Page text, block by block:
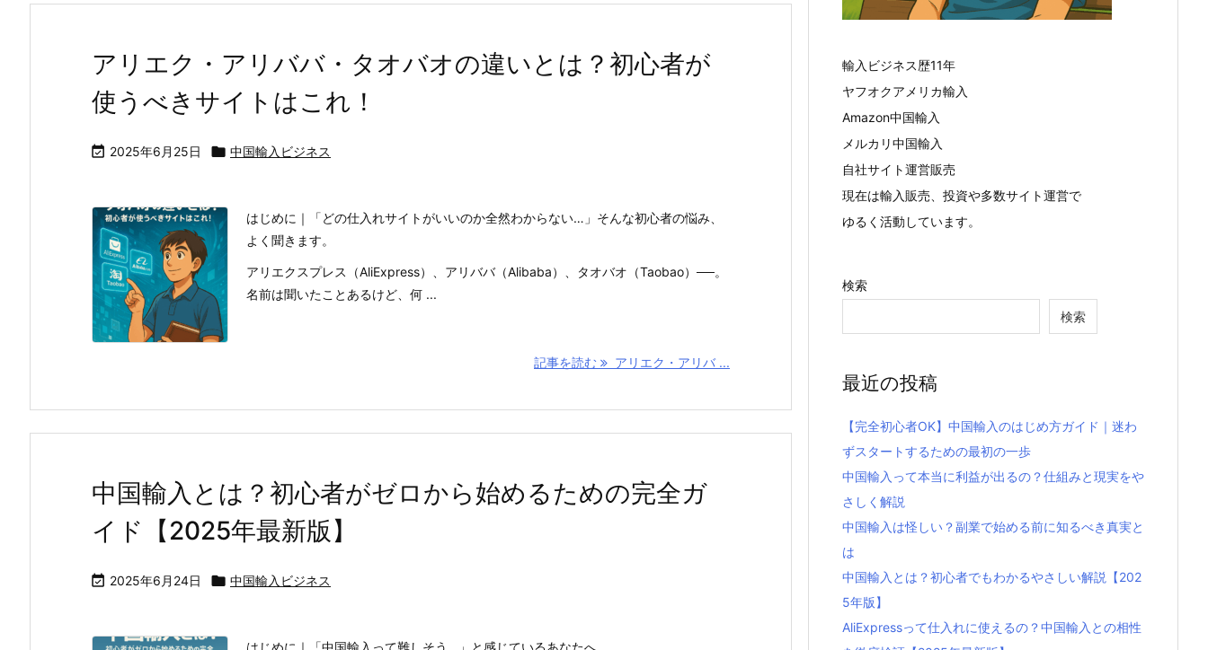
アリエク・アリババ・タオバオの違いとは？初心者が
使うべきサイトはこれ！
 2025年6月25日  中国輸入ビジネス
はじめに｜「どの仕入れサイトがいいのか全然わからない…」そんな初心者の悩み、
よく聞きます。
アリエクスプレス（AliExpress）、アリババ（Alibaba）、タオバオ（Taobao）──。
名前は聞いたことあるけど、何 ...
記事を読む アリエク・アリバ ...
中国輸入とは？初心者がゼロから始めるための完全ガ
イド【2025年最新版】
 2025年6月24日  中国輸入ビジネス
はじめに｜「中国輸入って難しそう…」と感じているあなたへ
輸入ビジネス歴11年
ヤフオクアメリカ輸入
Amazon中国輸入
メルカリ中国輸入
自社サイト運営販売
現在は輸入販売、投資や多数サイト運営で
ゆるく活動しています。
検索
検索
最近の投稿
【完全初心者OK】中国輸入のはじめ方ガイド｜迷わ
ずスタートするための最初の一歩
中国輸入って本当に利益が出るの？仕組みと現実をや
さしく解説
中国輸入は怪しい？副業で始める前に知るべき真実と
は
中国輸入とは？初心者でもわかるやさしい解説【202
5年版】
AliExpressって仕入れに使えるの？中国輸入との相性